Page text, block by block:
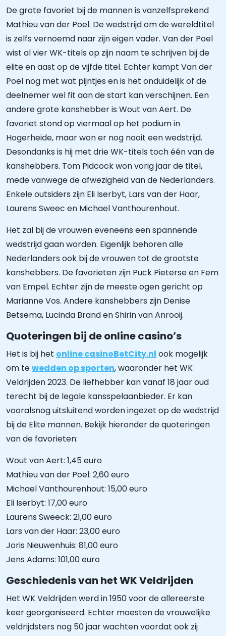
De grote favoriet bij de mannen is vanzelfsprekend
Mathieu van der Poel. De wedstrijd om de wereldtitel
is zelfs vernoemd naar zijn eigen vader. Van der Poel
wist al vier WK-titels op zijn naam te schrijven bij de
elite en aast op de vijfde titel. Echter kampt Van der
Poel nog met wat pijntjes en is het onduidelijk of de
deelnemer wel fit aan de start kan verschijnen. Een
andere grote kanshebber is Wout van Aert. De
favoriet stond op viermaal op het podium in
Hogerheide, maar won er nog nooit een wedstrijd.
Desondanks is hij met drie WK-titels toch één van de
kanshebbers. Tom Pidcock won vorig jaar de titel,
mede vanwege de afwezigheid van de Nederlanders.
Enkele outsiders zijn Eli Iserbyt, Lars van der Haar,
Laurens Sweec en Michael Vanthourenhout.
Het zal bij de vrouwen eveneens een spannende
wedstrijd gaan worden. Eigenlijk behoren alle
Nederlanders ook bij de vrouwen tot de grootste
kanshebbers. De favorieten zijn Puck Pieterse en Fem
van Empel. Echter zijn de meeste ogen gericht op
Marianne Vos. Andere kanshebbers zijn Denise
Betsema, Lucinda Brand en Shirin van Anrooij.
Quoteringen bij de online casino’s
Het is bij het online casinoBetCity.nl ook mogelijk
om tewedden op sporten, waaronder het WK
Veldrijden 2023. De liefhebber kan vanaf 18 jaar oud
terecht bij de legale kansspelaanbieder. Er kan
vooralsnog uitsluitend worden ingezet op de wedstrijd
bij de Elite mannen. Bekijk hieronder de quoteringen
van de favorieten:
Wout van Aert: 1,45 euro
Mathieu van der Poel: 2,60 euro
Michael Vanthourenhout: 15,00 euro
Eli Iserbyt: 17,00 euro
Laurens Sweeck: 21,00 euro
Lars van der Haar: 23,00 euro
Joris Nieuwenhuis: 81,00 euro
Jens Adams: 101,00 euro
Geschiedenis van het WK Veldrijden
Het WK Veldrijden werd in 1950 voor de allereerste
keer georganiseerd. Echter moesten de vrouwelijke
veldrijdsters nog 50 jaar wachten voordat ook zij